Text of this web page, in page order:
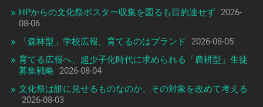
HPからの文化祭ポスター収集を図るも目的達せず 2026-
08-06
「森林型」学校広報、育てるのはブランド
2026-08-05
育てる広報へ、超少子化時代に求められる「農耕型」生徒
募集戦略
2026-08-04
文化祭は誰に見せるものなのか、その対象を改めて考える
2026-08-03